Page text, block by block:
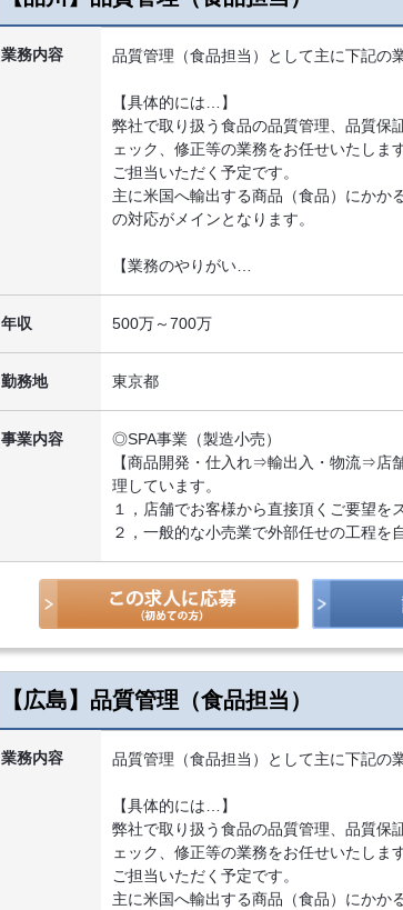
業務内容 品質管理（食品担当）として主に下記の
【具体的には…】
弊社で取り扱う食品の品質管理、品質保
ェック、修正等の業務をお任せいたしま
ご担当いただく予定です。
主に米国へ輸出する商品（食品）にかか
の対応がメインとなります。
【業務のやりがい…
年収 500万～700万
勤務地 東京都
事業内容
◎SPA事業（製造小売）
【商品開発・仕入れ⇒輸出入・物流⇒店
理しています。
１，店舗でお客様から直接頂くご要望を
２，一般的な小売業で外部任せの工程を
【広島】品質管理（食品担当）
業務内容 品質管理（食品担当）として主に下記の
【具体的には…】
弊社で取り扱う食品の品質管理、品質保
ェック、修正等の業務をお任せいたしま
ご担当いただく予定です。
主に米国へ輸出する商品（食品）にかか